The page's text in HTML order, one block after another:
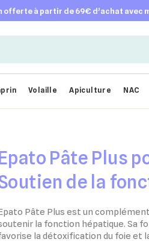
offerte à partir de 69€ d’achat avec
Volaille Apiculture NAC
Pâte Plus
de la
Pâte Plus est un
la fonction hépatique. Sa
la détoxification du foie et